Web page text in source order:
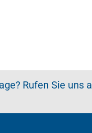
Rufen Sie uns